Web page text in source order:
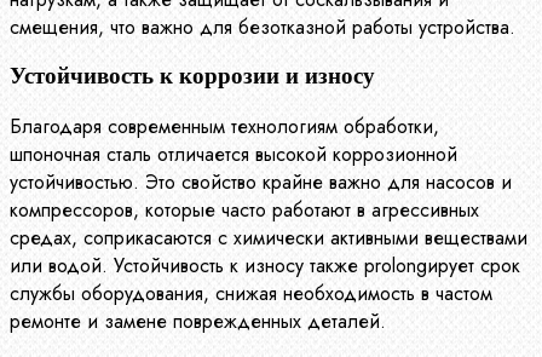
смещения, что важно для безотказной работы устройства.
Устойчивость к коррозии и износу
Благодаря современным технологиям обработки,
шпоночная сталь отличается высокой коррозионной
устойчивостью. Это свойство крайне важно для насосов и
компрессоров, которые часто работают в агрессивных
средах, соприкасаются с химически активными веществами
или водой. Устойчивость к износу также prolongирует срок
службы оборудования, снижая необходимость в частом
ремонте и замене поврежденных деталей.